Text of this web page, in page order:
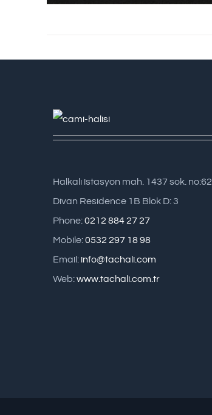
Halkalı istasyon mah. 1437 sok. no:62
Divan Residence 1B Blok D: 3
Phone:0212 884 27 27
Mobile:0532 297 18 98
Email: info@tachali.com
Web:www.tachali.com.tr